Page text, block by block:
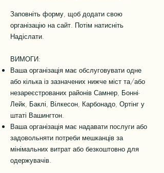
Заповніть форму, щоб додати свою
організацію на сайт. Потім натисніть
Надіслати.
ВИМОГИ:
Ваша організація має обслуговувати одне
або кілька із зазначених нижче міст та/або
незареєстрованих районів Самнер, Бонні-
Лейк, Баклі, Вілкесон, Карбонадо, Ортінг у
штаті Вашингтон.
Ваша організація має надавати послуги або
задовольняти потреби мешканців за
мінімальних витрат або безкоштовно для
одержувачів.